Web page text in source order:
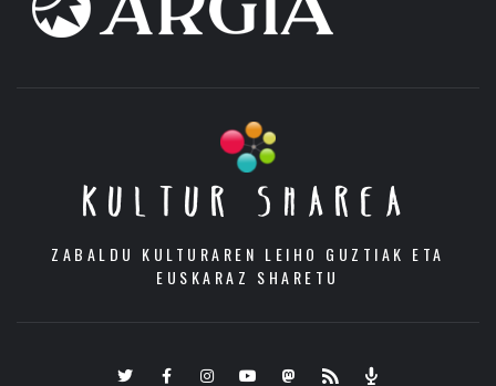
KULTUR SHAREA
ZABALDU KULTURAREN LEIHO GUZTIAK ETA
EUSKARAZ SHARETU
TwitterFacebookInstagramYoutubeMastodon.eus
RSS Podcast